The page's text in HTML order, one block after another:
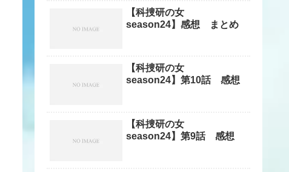
【科捜研の女
season24】感想 まとめ
【科捜研の女
season24】第10話 感想
【科捜研の女
season24】第9話 感想